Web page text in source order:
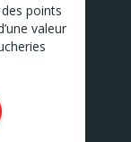
points
valeur